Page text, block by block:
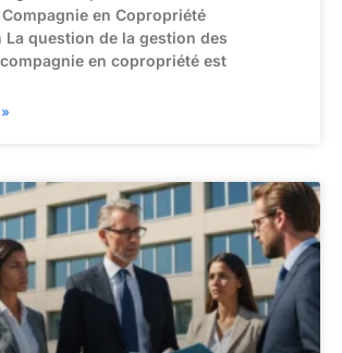
en Copropriété
question de la gestion des
en copropriété est
»